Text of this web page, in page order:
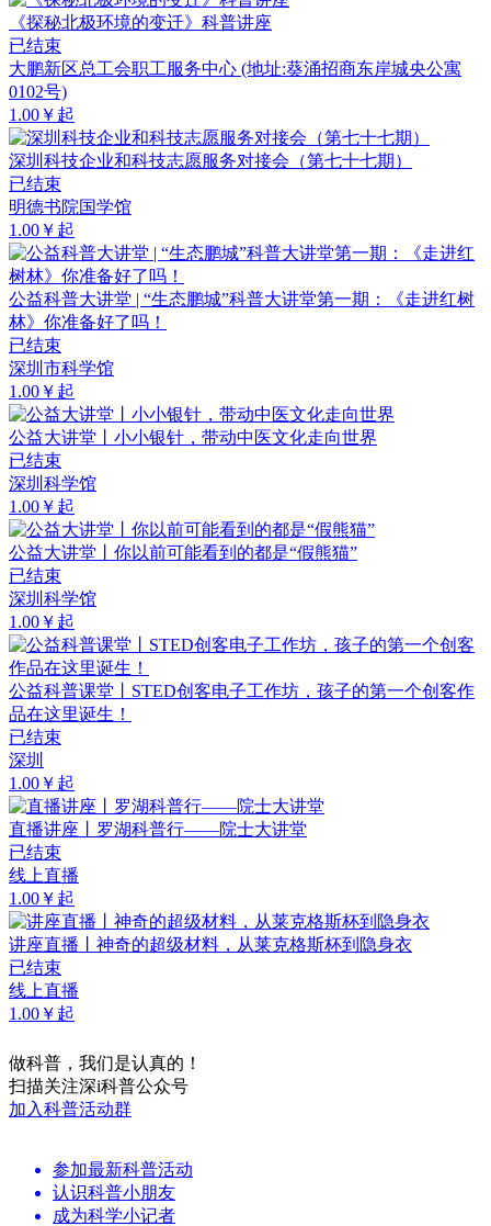
《探秘北极环境的变迁》科普讲座
已结束
大鹏新区总工会职工服务中心 (地址:葵涌招商东岸城央公寓
0102号)
1.00￥起
深圳科技企业和科技志愿服务对接会（第七十七期）
已结束
明德书院国学馆
1.00￥起
公益科普大讲堂 | “生态鹏城”科普大讲堂第一期：《走进红树
林》你准备好了吗！
已结束
深圳市科学馆
1.00￥起
公益大讲堂丨小小银针，带动中医文化走向世界
已结束
深圳科学馆
1.00￥起
公益大讲堂丨你以前可能看到的都是“假熊猫”
已结束
深圳科学馆
1.00￥起
公益科普课堂丨STED创客电子工作坊，孩子的第一个创客作
品在这里诞生！
已结束
深圳
1.00￥起
直播讲座丨罗湖科普行——院士大讲堂
已结束
线上直播
1.00￥起
讲座直播丨神奇的超级材料，从莱克格斯杯到隐身衣
已结束
线上直播
1.00￥起
做科普，我们是认真的！
扫描关注深i科普公众号
加入科普活动群
参加最新科普活动
认识科普小朋友
成为科学小记者